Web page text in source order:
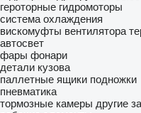
героторные гидромоторы
система охлаждения
вискомуфты вентилятора
автосвет
фары фонари
детали кузова
паллетные ящики подножки
пневматика
тормозные камеры другие